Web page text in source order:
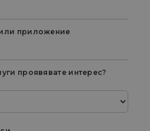
приложение
проявявате интерес?